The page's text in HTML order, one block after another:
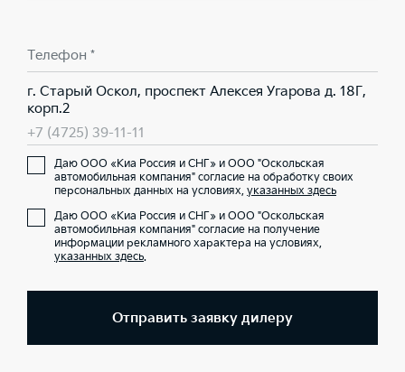
Телефон *
г. Старый Оскол, проспект Алексея Угарова д. 18Г,
корп.2
+7 (4725) 39-11-11
Даю ООО «Киа Россия и СНГ» и ООО "Оскольская
автомобильная компания" согласие на обработку своих
персональных данных на условиях, указанных здесь
Даю ООО «Киа Россия и СНГ» и ООО "Оскольская
автомобильная компания" согласие на получение
информации рекламного характера на условиях,
указанных здесь.
Отправить заявку дилеру